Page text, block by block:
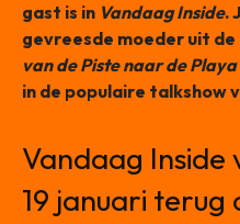
gast is in Vandaag Inside.
gevreesde moeder uit
van de Piste naar de Playa
in de populaire talkshow
Vandaag
19 januari terug